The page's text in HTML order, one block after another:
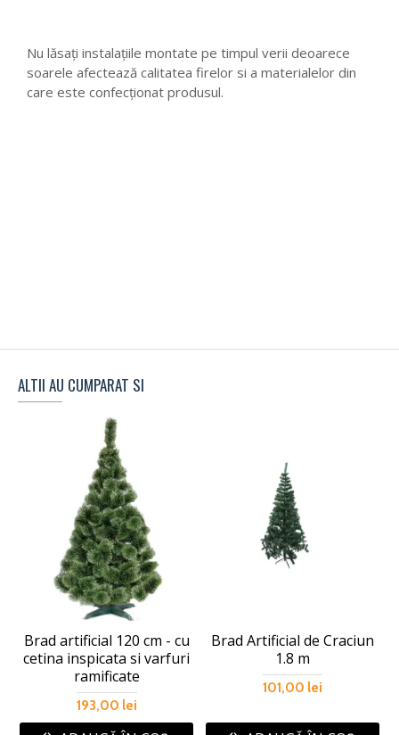
Nu lăsaţi instalaţiile montate pe timpul verii deoarece
soarele afectează calitatea firelor si a materialelor din
care este confecţionat produsul.
ALTII AU CUMPARAT SI
Brad artificial 120 cm - cu
cetina inspicata si varfuri
ramificate
193,00 lei
Brad Artificial de Craciun
1.8 m
101,00 lei